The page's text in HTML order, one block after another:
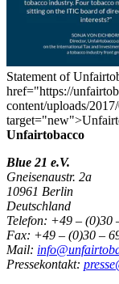
Statement of
href="https://
content/uploads/
Unfairtobacco
Blue 21 e.V.
Gneisenaustr. 2a
10961 Berlin
Deutschland
Telefon: +49 – (0)30
Fax: +49 – (0)30 –
Mail:
Pressekontakt: